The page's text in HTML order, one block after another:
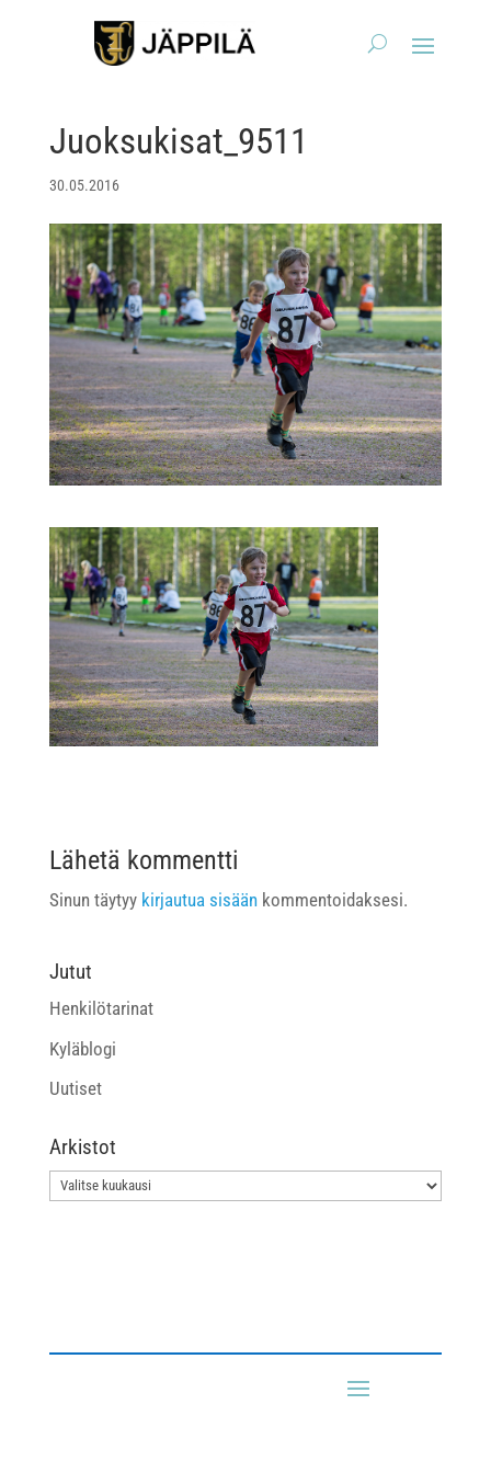
Juoksukisat_9511
30.05.2016
Lähetä kommentti
Sinun täytyy kirjautua sisäänkommentoidaksesi.
Jutut
Henkilötarinat
Kyläblogi
Uutiset
Arkistot
Arkistot